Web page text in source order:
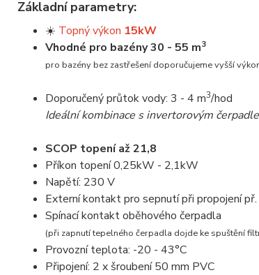
Základní parametry:
☀️ Topný výkon 15kW
Vhodné pro bazény 30 - 55 m3
pro bazény bez zastřešení doporučujeme vyšší
Doporučený průtok vody: 3 - 4 m3/hod
Ideální kombinace s invertorovým
SCOP topení až 21,8
Příkon topení 0,25kW - 2,1kW
Napětí: 230 V
Externí kontakt pro sepnutí při propojení př.
Spínací kontakt oběhového čerpadla
(při zapnutí tepelného čerpadla dojde ke spuštění
Provozní teplota: -20 - 43°C
Připojení: 2 x šroubení 50 mm PVC